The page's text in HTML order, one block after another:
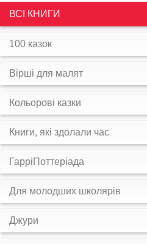
ВСІ КНИГИ
100 казок
Вірші для малят
Кольорові казки
Книги, які здолали час
ГарріПоттеріада
Для молодших школярів
Джури